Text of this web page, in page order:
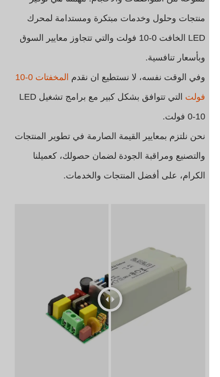
منتجات وحلول وخدمات مبتكرة ومستدامة لمحرك
LED الخافت 0-10 فولت والتي تتجاوز معايير السوق
وبأسعار تنافسية.
وفي الوقت نفسه، لا نستطيع ان نقدم
المخفتات 0-10
فولت
التي تتوافق بشكل كبير مع برامج تشغيل LED
0-10 فولت.
نحن نلتزم بمعايير القيمة الصارمة في تطوير المنتجات
والتصنيع ومراقبة الجودة لضمان حصولك، كعميلنا
الكرام، على أفضل المنتجات والخدمات.